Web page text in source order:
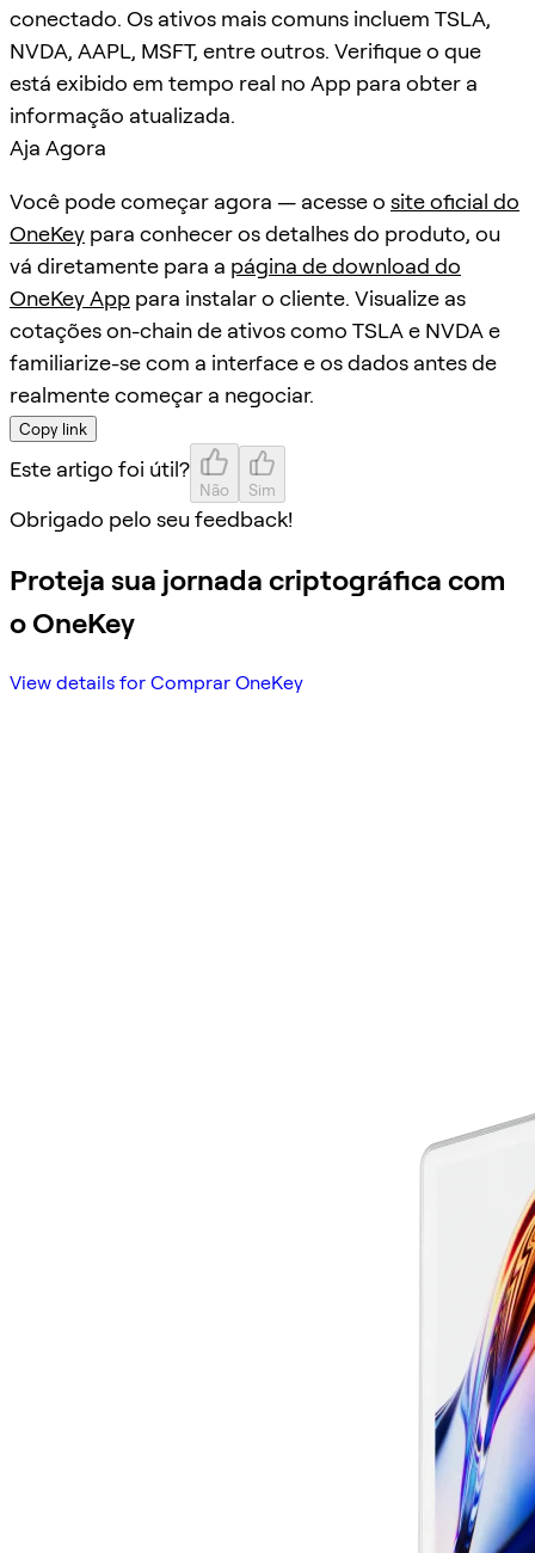
conectado. Os ativos mais comuns incluem TSLA,
NVDA, AAPL, MSFT, entre outros. Verifique o que
está exibido em tempo real no App para obter a
informação atualizada.
Aja Agora
Você pode começar agora — acesse o site oficial do
OneKey para conhecer os detalhes do produto, ou
vá diretamente para a página de download do
OneKey App para instalar o cliente. Visualize as
cotações on-chain de ativos como TSLA e NVDA e
familiarize-se com a interface e os dados antes de
realmente começar a negociar.
Copy link
Este artigo foi útil?
Não Sim
Obrigado pelo seu feedback!
Proteja sua jornada criptográfica com
o OneKey
View details for Comprar OneKey